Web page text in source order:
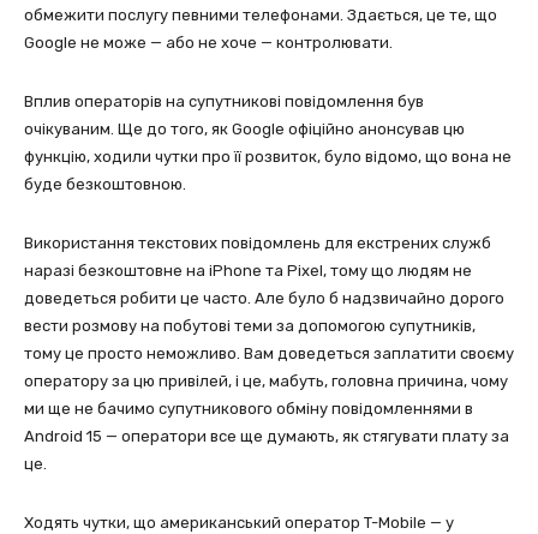
обмежити послугу певними телефонами. Здається, це те, що
Google не може — або не хоче — контролювати.
Вплив операторів на супутникові повідомлення був
очікуваним. Ще до того, як Google офіційно анонсував цю
функцію, ходили чутки про її розвиток, було відомо, що вона не
буде безкоштовною.
Використання текстових повідомлень для екстрених служб
наразі безкоштовне на iPhone та Pixel, тому що людям не
доведеться робити це часто. Але було б надзвичайно дорого
вести розмову на побутові теми за допомогою супутників,
тому це просто неможливо. Вам доведеться заплатити своєму
оператору за цю привілей, і це, мабуть, головна причина, чому
ми ще не бачимо супутникового обміну повідомленнями в
Android 15 — оператори все ще думають, як стягувати плату за
це.
Ходять чутки, що американський оператор T-Mobile — у